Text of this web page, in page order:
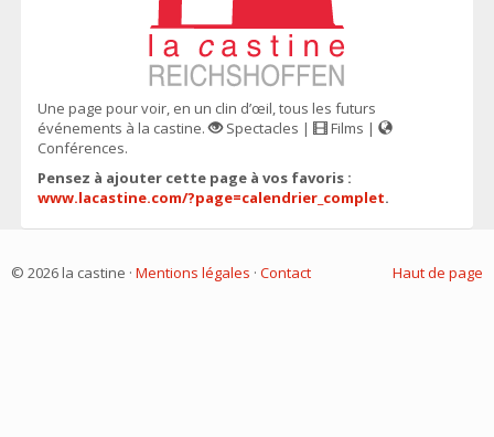
Une page pour voir, en un clin d’œil, tous les futurs
événements à la castine.
Spectacles |
Films |
Conférences.
Pensez à ajouter cette page à vos favoris :
www.lacastine.com/?page=calendrier_complet.
Haut de page
© 2026 la castine · Mentions légales · Contact